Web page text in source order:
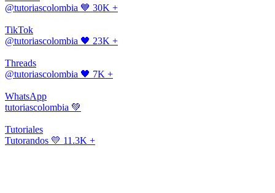
@tutoriascolombia 💙 30K +
TikTok
@tutoriascolombia 🖤 23K +
Threads
@tutoriascolombia 🖤 7K +
WhatsApp
tutoriascolombia 💚
Tutoriales
Tutorandos 💛 11.3K +